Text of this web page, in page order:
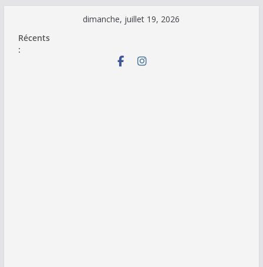
contenu
dimanche, juillet 19, 2026
Récents
: